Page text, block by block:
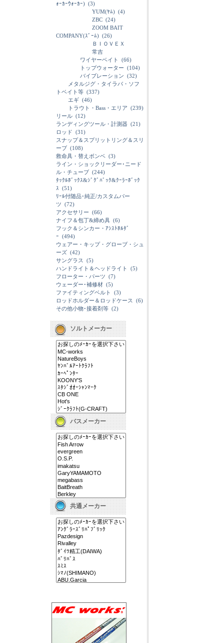
ｫｰｶｰｳｫｰｶｰ) (3)
YUM(ﾔﾑ) (4)
ZBC (24)
ZOOM BAIT
COMPANY(ｽﾞｰﾑ) (26)
ＢＩＯＶＥＸ
常吉
ワイヤーベイト
(66)
トップウォーター (104)
バイブレーション (32)
メタルジグ・タイラバ・ソフ
トベイト等 (337)
エギ (46)
トラウト・Bass・エリア (239)
リール (12)
ランディングツール・計測器 (21)
ロッド (31)
スナップ＆スプリットリング＆スリ
ーブ (108)
救命具・替えボンベ (3)
ライン・ショックリーダー･ニード
ル・チューブ (244)
ﾀｯｸﾙﾎﾞｯｸｽ&ｼﾞｸﾞﾊﾞｯｸ&ｸｰﾗｰﾎﾞｯｸ
ｽ (51)
ﾘｰﾙ付随品･純正/カスタムパー
ツ (72)
アクセサリー (66)
ナイフ＆包丁&締め具 (6)
フック＆シンカー・ｱｼｽﾄﾎﾙﾀﾞ
ｰ (494)
ウェアー・キップ・グローブ・シュ
ーズ (42)
サングラス
(5)
ハンドライト＆ヘッドライト
(5)
フローター・パーツ (7)
ウェーダー･補修材 (5)
ファイティングベルト
(3)
ロッドホルダー＆ロッドケース
(6)
その他小物･接着剤等 (2)
ソルトメーカー
バスメーカー
共通メーカー